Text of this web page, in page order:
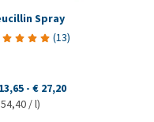
Spray
(13)
- € 27,20
/ l)